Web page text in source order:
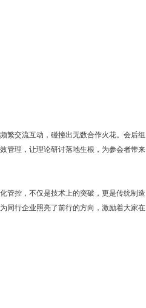
繁交流互动，碰撞出无数合作火花。会后组
管理，让理论研讨落地生根，为参会者带来
管控，不仅是技术上的突破，更是传统制造
同行企业照亮了前行的方向，激励着大家在